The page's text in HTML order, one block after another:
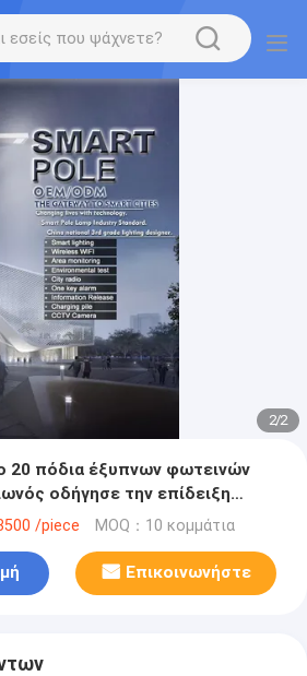
2/2
20 πόδια έξυπνων φωτεινών
οδήγησε την επίδειξη
P6/piece MOQ：10 κομμάτια
Επικοινωνήστε